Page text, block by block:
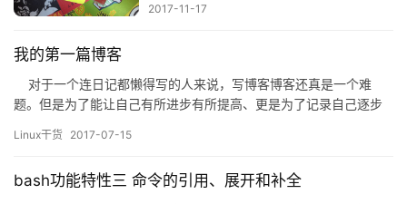
2017-11-17
我的第一篇博客
对于一个连日记都懒得写的人来说，写博客博客还真是一个难
题。但是为了能让自己有所进步有所提高、更是为了记录自己逐步
当然，这点点滴滴指的是 —— 知识 我想刚学linux的新手眼里除
Linux干货 2017-07-15
bash功能特性三 命令的引用、展开和补全